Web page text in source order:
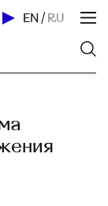
EN / RU